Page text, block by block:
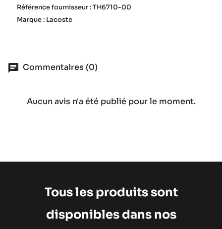
Référence fournisseur : TH6710-00
Marque : Lacoste
Commentaires (0)
Aucun avis n'a été publié pour le moment.
Tous les produits sont
disponibles dans nos